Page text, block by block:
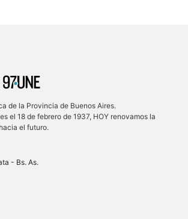
de la Provincia de Buenos Aires.
el 18 de febrero de 1937, HOY renovamos la
el futuro.
- Bs. As.